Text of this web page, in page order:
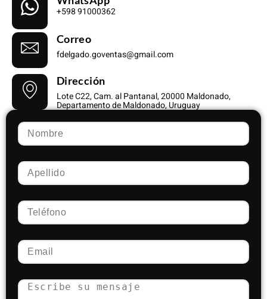
+598 91000362
Correo
fdelgado.goventas@gmail.com
Dirección
Lote C22, Cam. al Pantanal, 20000 Maldonado,
Departamento de Maldonado, Uruguay